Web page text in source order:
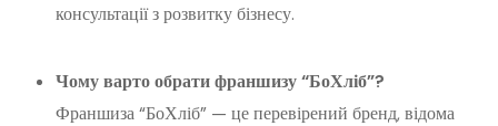
консультації з розвитку бізнесу.
Чому варто обрати франшизу “БоХліб”?
Франшиза “БоХліб” — це перевірений бренд, відома